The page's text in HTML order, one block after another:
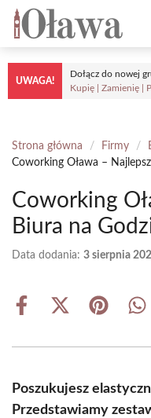
Przejdź
treści
UWAGA!
Dołącz do nowej
Kupię | Zamienię |
Strona główna / Firmy /
Coworking Oława –
Coworking
Biura na
Data dodania: 3 sierpnia
Share
Share
(Twitter)
Share
Poszukujesz
Przedstawiamy